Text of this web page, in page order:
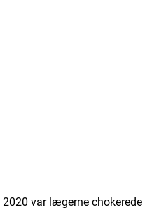
var lægerne chokerede